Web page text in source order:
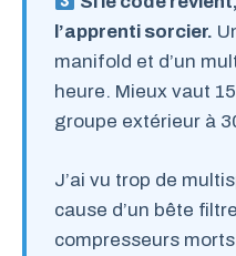
l’apprenti sorcier.
manifold et d’un
heure. Mieux vaut
groupe extérieur à
J’ai vu trop de
cause d’un bête
compresseurs